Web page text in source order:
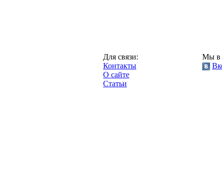
Для связи:
Контакты
О сайте
Статьи
Мы в